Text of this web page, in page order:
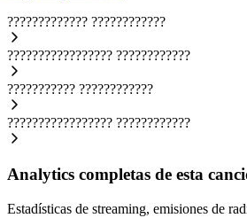
????????????? ????????????
????????????????? ????????????
??????????? ????????????
????????????????? ????????????
Analytics completas de esta
Estadísticas de streaming, emisiones de